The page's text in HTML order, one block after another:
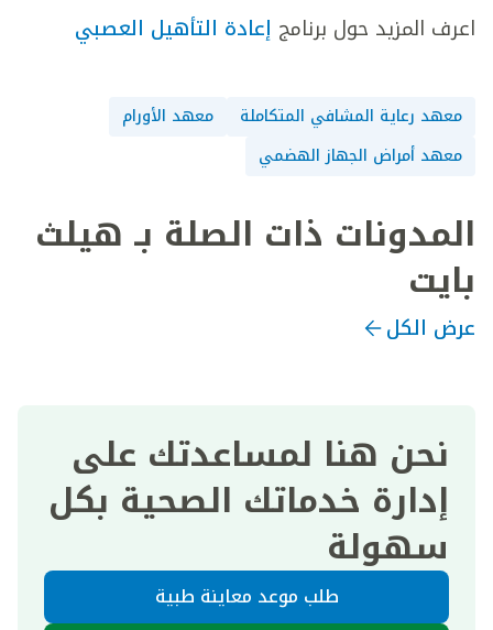
اعرف المزيد حول برنامج إعادة التأهيل العصبي
معهد رعاية المشافي المتكاملة
معهد الأورام
معهد أمراض الجهاز الهضمي
المدونات ذات الصلة بـ هيلث
بايت
عرض الكل
نحن هنا لمساعدتك على
إدارة خدماتك الصحية بكل
سهولة
طلب موعد معاينة طبية